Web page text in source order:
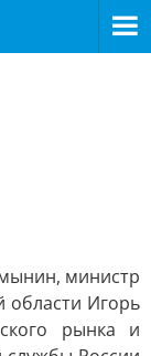
министр
области Игорь
рынка и